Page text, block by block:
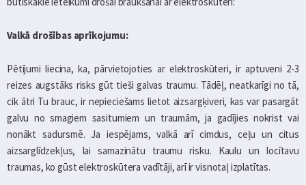
Valkā drošības aprīkojumu:
Pētījumi liecina, ka, pārvietojoties ar elektroskūteri, ir aptuveni 2-3
reizes augstāks risks gūt tieši galvas traumu. Tādēļ, neatkarīgi no tā,
cik ātri Tu brauc, ir nepieciešams lietot aizsargķiveri, kas var pasargāt
galvu no smagiem sasitumiem un traumām, ja gadījies nokrist vai
nonākt sadursmē. Ja iespējams, valkā arī cimdus, ceļu un citus
aizsarglīdzekļus, lai samazinātu traumu risku. Kaulu un locītavu
traumas, ko gūst elektroskūtera vadītāji, arī ir visnotaļ izplatītas.